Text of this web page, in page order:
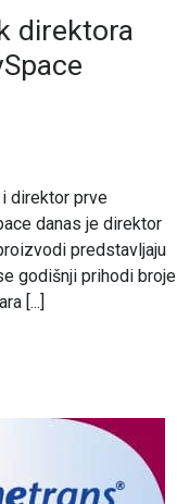
direktora
direktor prve
danas je direktor
predstavljaju
godišnji prihodi broje
[...]